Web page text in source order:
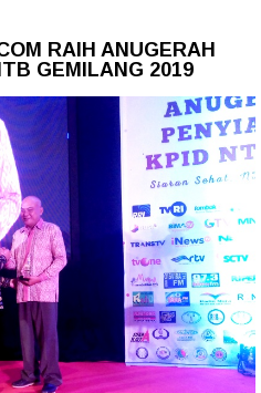
RAIH ANUGERAH
GEMILANG 2019